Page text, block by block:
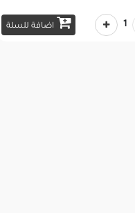
اضافة للسلة 1